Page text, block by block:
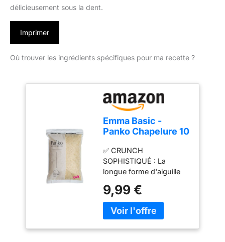
délicieusement sous la dent.
Imprimer
Où trouver les ingrédients spécifiques pour ma recette ?
Emma Basic -
Panko Chapelure 10
1kg Sac |Aiguille
longue -Forme|
Moins gras | Extra
Croustillant | Style
japonais |
✅ CRUNCH
SOPHISTIQUÉ : La
longue forme d'aiguille
absorbe moins d'huile
que la chapelure
ordinaire et draine plus
9,99 €